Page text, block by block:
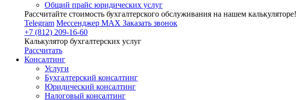
Общий прайс юридических услуг
Рассчитайте стоимость бухгалтерского обслуживания на нашем калькуляторе!
Telegram Мессенджер MAX Заказать звонок
+7 (812) 209-16-60
Калькулятор бухгалтерских услуг
Рассчитать
Консалтинг
Услуги
Бухгалтерский консалтинг
Юридический консалтинг
Налоговый консалтинг